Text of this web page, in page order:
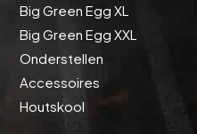
Big Green Egg XL
Big Green Egg XXL
Onderstellen
Accessoires
Houtskool